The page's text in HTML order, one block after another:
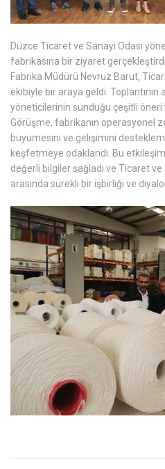
Düzce Ticaret ve Sanayi Odası
fabrikasına bir ziyaret
Fabrika Müdürü Nevruz Barut,
ekibiyle bir araya geldi. Toplantının
yöneticilerinin sunduğu çeşitli öneri
Görüşme, fabrikanın operasyonel
büyümesini ve gelişimini
keşfetmeye odaklandı. Bu
değerli bilgiler sağladı ve Ticaret ve
arasında sürekli bir işbirliği ve